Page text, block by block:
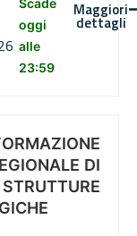
Scade
oggi
alle
23:59
Maggiori
dettagli
DI